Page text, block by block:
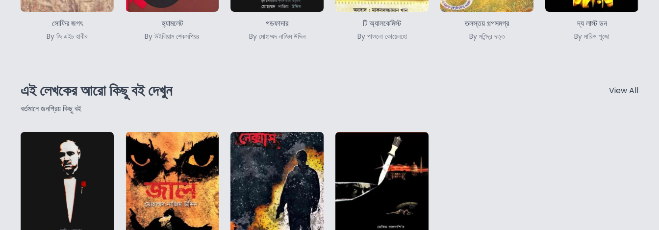
সোফির জগৎ
By জি এইচ হাবীব
হ্যামলেট
By উইলিয়াম শেকসপিয়র
গডফাদার
By মোহাম্মদ নাজিম উদ্দিন
টি অ্যালকেমিস্ট
By পাওলো কোয়েলহো
তলস্তয় গল্পসমগ্র
By মণিন্দ্র দত্ত
দ্য লাস্ট ডন
By মারিও পুজো
এই লেখকের আরো কিছু বই দেখুন
বর্তমানে জনপ্রিয় কিছু বই
View All